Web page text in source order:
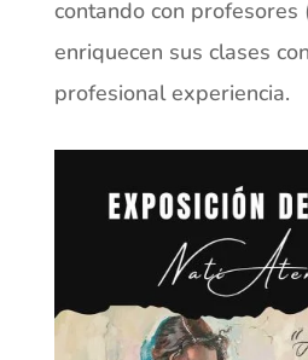
contando con profesores
enriquecen sus clases
profesional experiencia.